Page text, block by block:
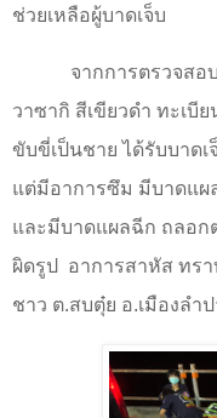
ช่วยเหลือผู้บาดเจ็บ
จากการตรวจสอ
วาซากิ สีเขียวดำ ทะเบีย
ขับขี่เป็นชาย ได้รับบาด
แต่มีอาการซึม มีบาดแผ
และมีบาดแผลฉีก ถลอก
ผิดรูป
อาการสาหัส ทร
ชาว ต.สบตุ๋ย อ.เมืองลำป